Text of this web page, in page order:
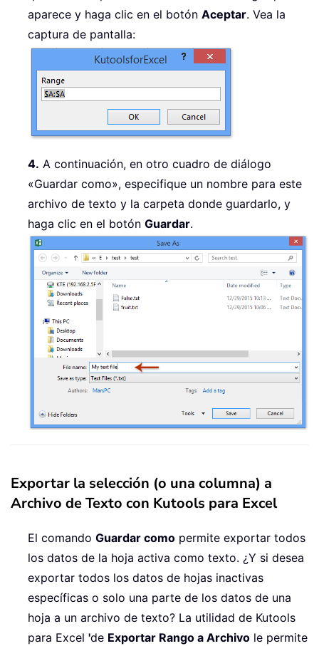
aparece y haga clic en el botón Aceptar. Vea la
captura de pantalla:
4. A continuación, en otro cuadro de diálogo
«Guardar como», especifique un nombre para este
archivo de texto y la carpeta donde guardarlo, y
haga clic en el botón Guardar.
Exportar la selección (o una columna) a
Archivo de Texto con Kutools para Excel
El comando Guardar como permite exportar todos
los datos de la hoja activa como texto. ¿Y si desea
exportar todos los datos de hojas inactivas
específicas o solo una parte de los datos de una
hoja a un archivo de texto? La utilidad de Kutools
para Excel 'de Exportar Rango a Archivo le permite